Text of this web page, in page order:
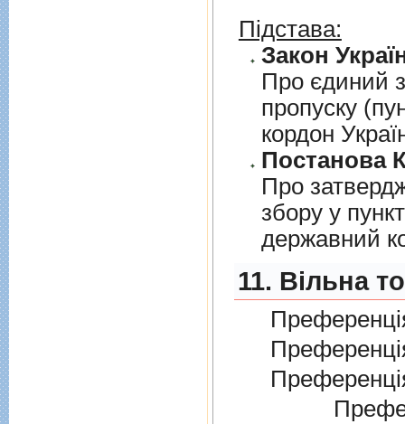
Підстава:
Закон
Про єдиний
пропуску
кордон
Постанова
Про
збору у
державний
11. Вільна